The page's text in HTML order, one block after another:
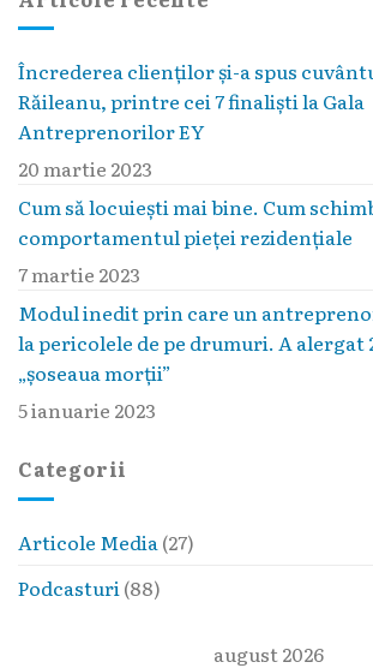
Încrederea clienților și-a spus
Răileanu, printre cei 7 finaliști la Gala
Antreprenorilor EY
20 martie 2023
Cum să locuieşti mai bine. Cum
comportamentul pieţei rezidenţiale
7 martie 2023
Modul inedit prin care un
la pericolele de pe drumuri. A alergat
„șoseaua morții”
5 ianuarie 2023
Categorii
Articole Media (27)
Podcasturi (88)
august 2026